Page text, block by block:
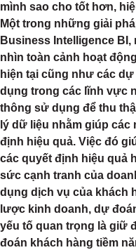
mình sao cho tốt hơn,
Một trong những giải
Business Intelligence
nhìn toàn cảnh hoạt
hiện tại cũng như các
dụng trong các lĩnh vực
thông sử dụng để thu
lý dữ liệu nhằm giúp
định hiệu quả. Việc đó
các quyết định hiệu quả
sức cạnh tranh của
dụng dịch vụ của khách
lược kinh doanh, dự
yếu tố quan trọng là giữ
đoán khách hàng tiềm